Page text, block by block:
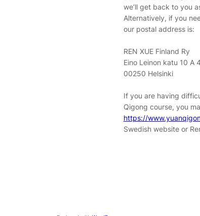
we’ll get back to you
Alternatively, if you
our postal address is:
REN XUE Finland Ry
Eino Leinon katu 10 A
00250 Helsinki
If you are having
Qigong course, you
https://
Swedish website or